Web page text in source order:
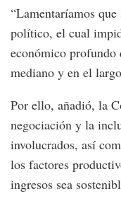
“Lamentaríamos
político, el cual
económico profundo
mediano y en el
Por ello, añadió, la
negociación y la
involucrados, así
los factores
ingresos sea